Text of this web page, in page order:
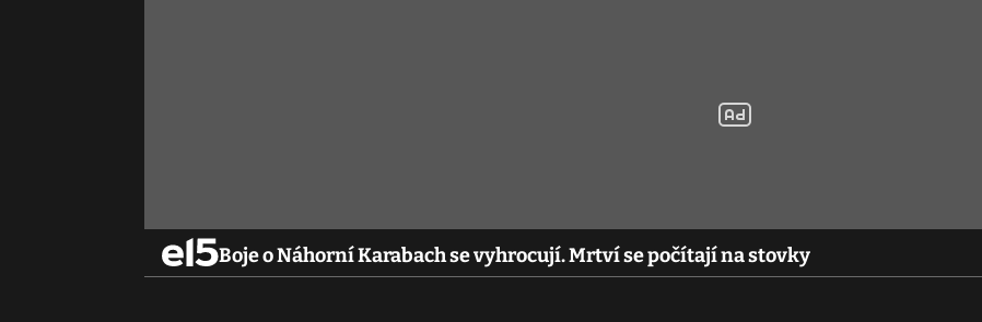
Boje o Náhorní Karabach se vyhrocují. Mrtví se počítají na stovky